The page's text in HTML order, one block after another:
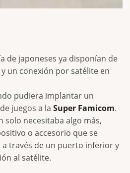
de japoneses ya disponían de
un conexión por satélite en
pudiera implantar un
juegos a la Super Famicom.
solo necesitaba algo más,
o accesorio que se
a través de un puerto inferior y
al satélite.